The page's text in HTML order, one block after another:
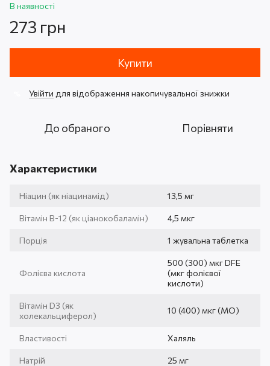
В наявності
273 грн
Купити
Увійти для відображення накопичувальної знижки
До обраного Порівняти
Характеристики
Ніацин (як ніацинамід) 13,5 мг
Вітамін B-12 (як ціанокобаламін) 4,5 мкг
Порція 1 жувальна таблетка
Фолієва кислота
500 (300) мкг DFE
(мкг фолієвої
кислоти)
Вітамін D3 (як
холекальциферол)
10 (400) мкг (МО)
Властивості Халяль
Натрій 25 мг